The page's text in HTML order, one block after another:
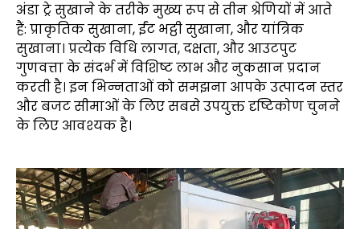
अंडा ट्रे सुखाने के तरीके मुख्य रूप से तीन श्रेणियों में आते
हैं: प्राकृतिक सुखाना, ईंट भट्ठी सुखाना, और यांत्रिक
सुखाना। प्रत्येक विधि लागत, दक्षता, और आउटपुट
गुणवत्ता के संदर्भ में विशिष्ट लाभ और नुकसान प्रदान
करती है। इन भिन्नताओं को समझना आपके उत्पादन स्तर
और बजट सीमाओं के लिए सबसे उपयुक्त दृष्टिकोण चुनने
के लिए आवश्यक है।